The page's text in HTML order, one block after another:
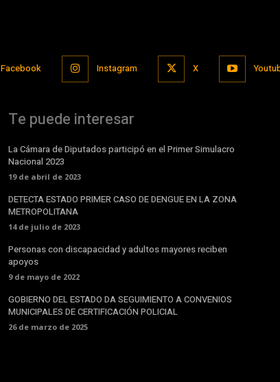
Facebook Instagram X
Te puede interesar
La Cámara de Diputados participó en el Primer Simulacro
Nacional 2023
19 de abril de 2023
DETECTA ESTADO PRIMER CASO DE DENGUE EN LA ZONA
METROPOLITANA
14 de julio de 2023
Personas con discapacidad y adultos mayores reciben
apoyos
9 de mayo de 2022
GOBIERNO DEL ESTADO DA SEGUIMIENTO A CONVENIOS
MUNICIPALES DE CERTIFICACIÓN POLICIAL
26 de marzo de 2025